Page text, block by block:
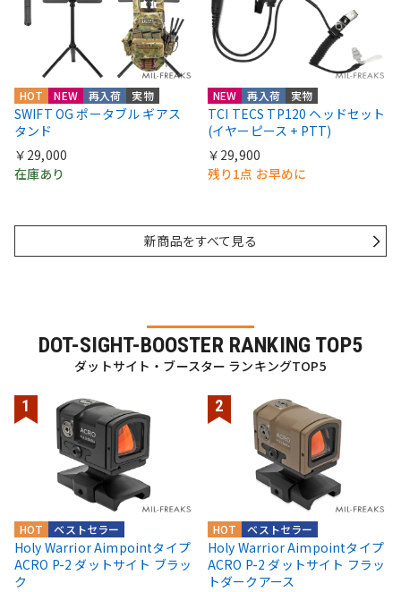
HOT NEW 再入荷 実物
SWIFT OG ポータブル ギアス
タンド
￥29,000
在庫あり
NEW 再入荷 実物
TCI TECS TP120 ヘッドセット
(イヤーピース + PTT)
￥29,900
残り1点 お早めに
新商品をすべて見る
DOT-SIGHT-BOOSTER RANKING TOP5
ダットサイト・ブースター ランキングTOP5
ベストセラー
HOT
Holy Warrior Aimpointタイプ
ACRO P-2 ダットサイト ブラッ
ク
ベストセラー
HOT
Holy Warrior Aimpointタイプ
ACRO P-2 ダットサイト フラッ
トダークアース